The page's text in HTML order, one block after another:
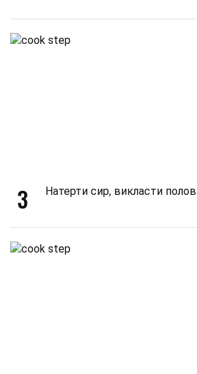
3 Натерти сир, викласти